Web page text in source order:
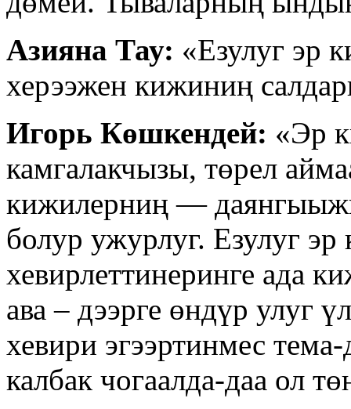
Азияна Тау: «Езулуг эр
херээжен кижиниң
Игорь Көшкендей: «Эр
камгалакчызы, төрел
кижилерниң —
болур ужурлуг. Езулуг
хевирлеттинеринге ада
ава – дээрге өндүр улуг
хевири эгээртинмес
калбак чогаалда-даа ол